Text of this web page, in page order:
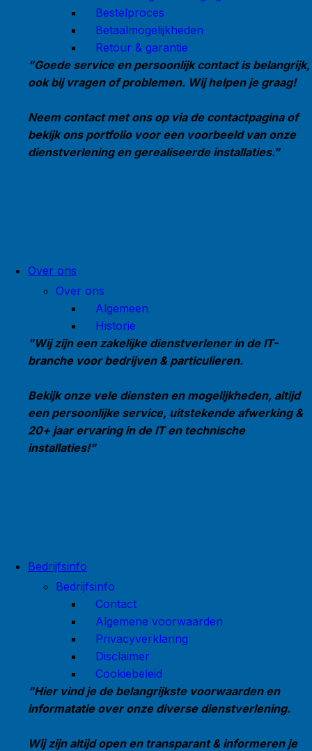
Bestelproces
Betaalmogelijkheden
Retour & garantie
"Goede service en persoonlijk contact is belangrijk,
ook bij vragen of problemen. Wij helpen je graag!
Neem contact met ons op via de contactpagina of
bekijk ons portfolio voor een voorbeeld van onze
dienstverlening en gerealiseerde installaties."
Over ons
Over ons
Algemeen
Historie
"Wij zijn een zakelijke dienstverlener in de IT-
branche voor bedrijven & particulieren.
Bekijk onze vele diensten en mogelijkheden, altijd
een persoonlijke service, uitstekende afwerking &
20+ jaar ervaring in de IT en technische
installaties!"
Bedrijfsinfo
Bedrijfsinfo
Contact
Algemene voorwaarden
Privacyverklaring
Disclaimer
Cookiebeleid
"Hier vind je de belangrijkste voorwaarden en
informatatie over onze diverse dienstverlening.
Wij zijn altijd open en transparant & informeren je